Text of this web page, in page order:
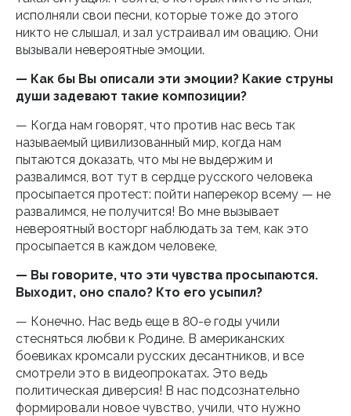
исполняли свои песни, которые тоже до этого
никто не слышал, и зал устраивал им овацию. Они
вызывали невероятные эмоции.
— Как бы Вы описали эти эмоции? Какие струны
души задевают такие композиции?
— Когда нам говорят, что против нас весь так
называемый цивилизованный мир, когда нам
пытаются доказать, что мы не выдержим и
развалимся, вот тут в сердце русского человека
просыпается протест: пойти наперекор всему — не
развалимся, не получится! Во мне вызывает
невероятный восторг наблюдать за тем, как это
просыпается в каждом человеке,
— Вы говорите, что эти чувства просыпаются.
Выходит, оно спало? Кто его усыпил?
— Конечно. Нас ведь еще в 80-е годы учили
стесняться любви к Родине. В американских
боевиках кромсали русских десантников, и все
смотрели это в видеопрокатах. Это ведь
политическая диверсия! В нас подсознательно
формировали новое чувство, учили, что нужно